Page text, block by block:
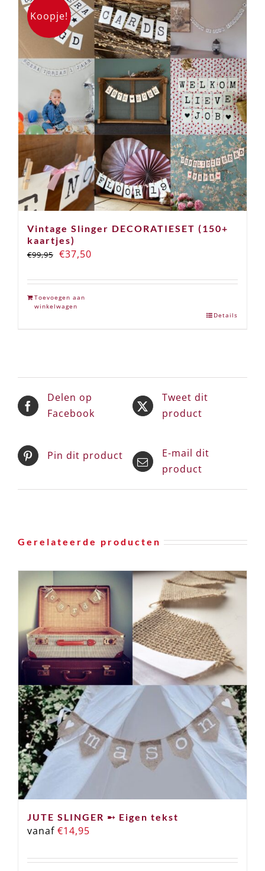
Koopje!
Vintage Slinger DECORATIESET (150+
kaartjes)
€99,95 Oorspronkelijke
was:
€99,95.
€37,50
is:
Toevoegen aan
winkelwagen
Details
Delen op
Facebook
Tweet dit
product
Pin dit product
E-mail dit
product
Gerelateerde producten
JUTE SLINGER ➸ Eigen tekst
vanaf €14,95